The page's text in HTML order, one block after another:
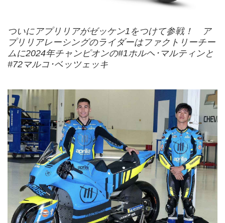
ついにアプリリアがゼッケン1をつけて参戦！ ア
プリリアレーシングのライダーはファクトリーチー
ムに2024年チャンピオンの#1ホルヘ･マルティンと
#72マルコ･ベッツェッキ